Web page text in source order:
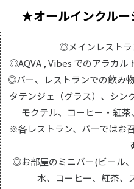
★オールインクル
◎メインレストラ
◎AQVA , Vibes でのアラカル
◎バー、レストランでの飲み
タテンジェ（グラス）、シン
モクテル、コーヒー・紅
※各レストラン、バーではお
◎お部屋のミニバー(ビール
水、コーヒー、紅茶、